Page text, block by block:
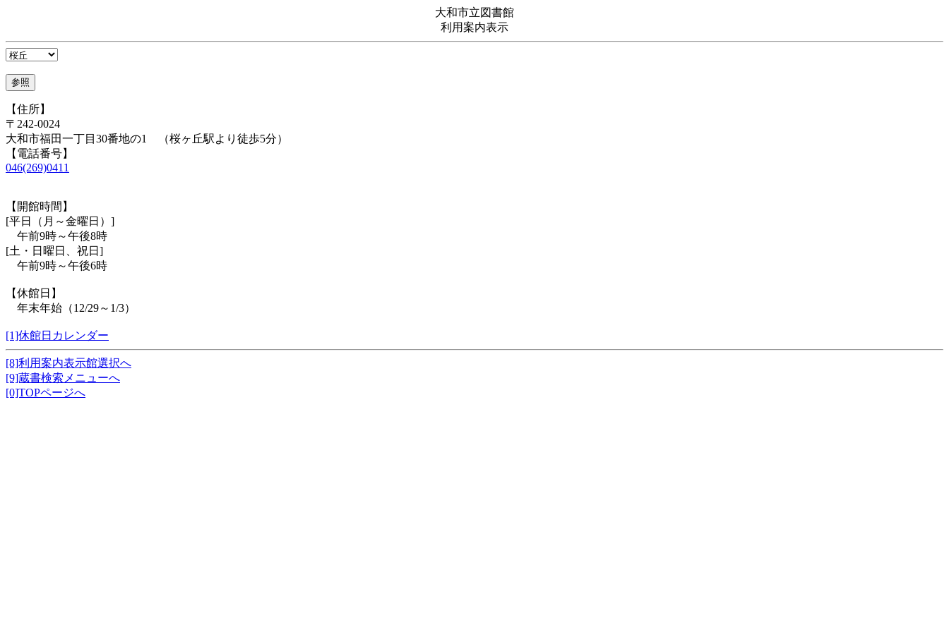
大和市立図書館
利用案内表示
【住所】
〒242-0024
大和市福田一丁目30番地の1 （桜ヶ丘駅より徒歩5分）
【電話番号】
046(269)0411
【開館時間】
[平日（月～金曜日）]
午前9時～午後8時
[土・日曜日、祝日]
午前9時～午後6時
【休館日】
年末年始（12/29～1/3）
[1]休館日カレンダー
[8]利用案内表示館選択へ
[9]蔵書検索メニューへ
[0]TOPページへ